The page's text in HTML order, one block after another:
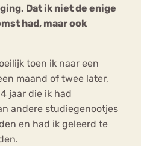
Dat ik niet de enige
had, maar ook
toen ik naar een
maand of twee later,
jaar die ik had
andere studiegenootjes
en had ik geleerd te